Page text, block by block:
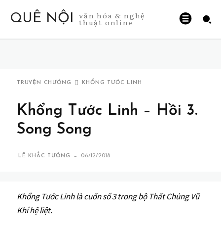
QUÊ NỘI văn hóa & nghệ
thuật online
TRUYỆN CHƯỞNG KHỔNG TƯỚC LINH
Khổng Tước Linh – Hồi 3.
Song Song
LÊ KHẮC TƯỞNG - 06/12/2018
Khổng Tước Linhlà cuốn số 3 trong bộ Thất Chủng Vũ
Khí hệ liệt.